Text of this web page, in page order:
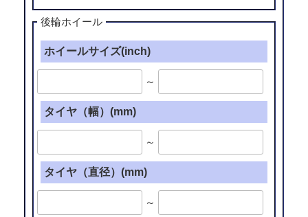
後輪ホイール
ホイールサイズ(inch)
～
タイヤ（幅）(mm)
～
タイヤ（直径）(mm)
～